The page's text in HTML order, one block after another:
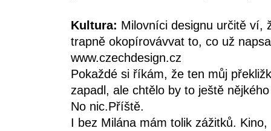
Kultura: Milovníci designu určitě ví,
trapně okopírovávvat to, co už
www.czechdesign.cz
Pokaždé si říkám, že ten můj
zapadl, ale chtělo by to ještě
No nic.Příště.
I bez Milána mám tolik zážitků.